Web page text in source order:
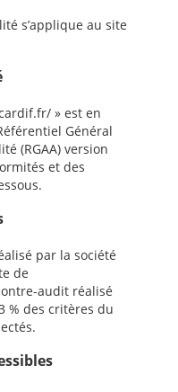
s’applique au site
» est en
Général
(RGAA) version
et des
par la société
de
audit réalisé
% des critères du